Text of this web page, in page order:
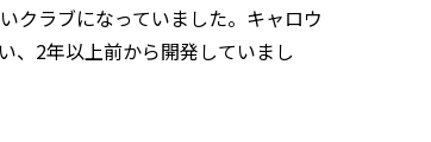
クラブになっていました。キャロウ
、2年以上前から開発していまし